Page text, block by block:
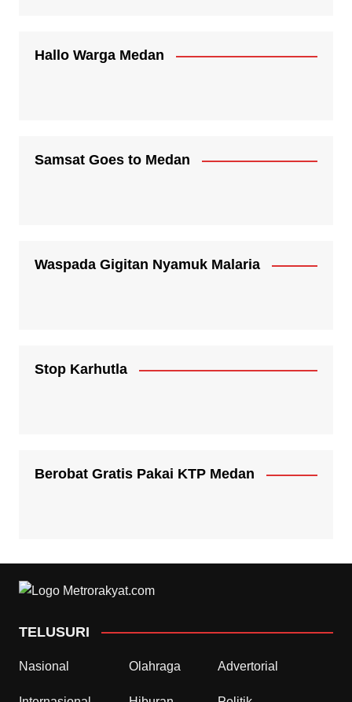
Hallo Warga Medan
Samsat Goes to Medan
Waspada Gigitan Nyamuk Malaria
Stop Karhutla
Berobat Gratis Pakai KTP Medan
TELUSURI
Nasional Olahraga Advertorial